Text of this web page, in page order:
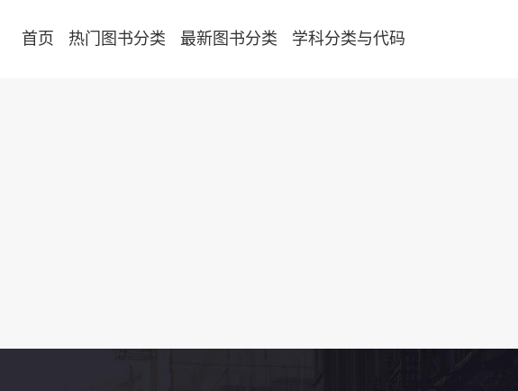
首页 热门图书分类 最新图书分类 学科分类与代码